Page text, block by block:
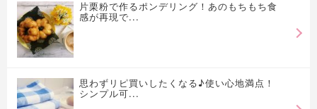
片栗粉で作るポンデリング！あのもちもち食
感が再現で...
思わずリピ買いしたくなる♪使い心地満点！
シンプル可...